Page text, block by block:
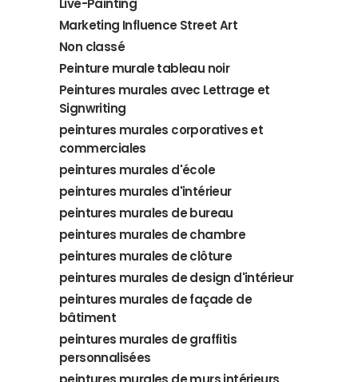
Live-Painting
Marketing Influence Street Art
Non classé
Peinture murale tableau noir
Peintures murales avec Lettrage et
Signwriting
peintures murales corporatives et
commerciales
peintures murales d'école
peintures murales d'intérieur
peintures murales de bureau
peintures murales de chambre
peintures murales de clôture
peintures murales de design d'intérieur
peintures murales de façade de
bâtiment
peintures murales de graffitis
personnalisées